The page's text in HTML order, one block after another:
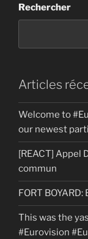
Rechercher
Articles
Welcome to
our newest
[REACT] Appel
commun
FORT
This was the
#Eurovision